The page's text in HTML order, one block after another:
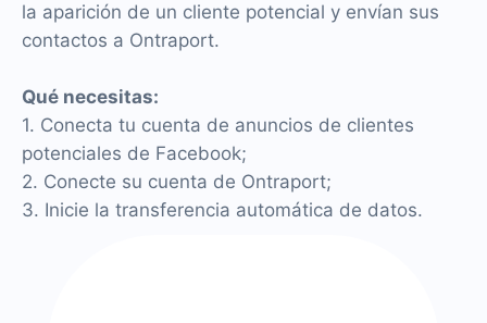
la aparición de un cliente potencial y envían sus
contactos a Ontraport.
Qué necesitas:
1. Conecta tu cuenta de anuncios de clientes
potenciales de Facebook;
2. Conecte su cuenta de Ontraport;
3. Inicie la transferencia automática de datos.